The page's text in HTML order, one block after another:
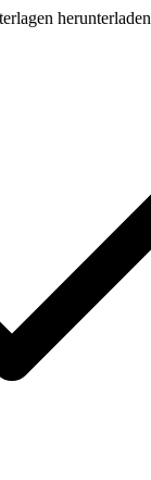
herunterladen